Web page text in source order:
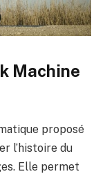
Machine
proposé
l’histoire du
Elle permet